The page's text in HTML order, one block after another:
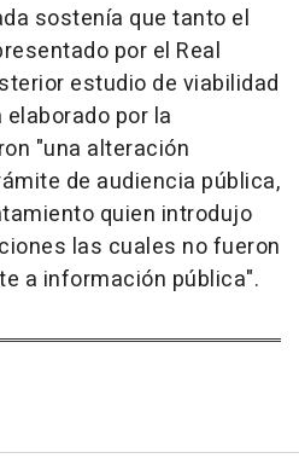
sostenía que tanto el
por el Real
estudio de viabilidad
por la
"una alteración
de audiencia pública,
quien introdujo
las cuales no fueron
a información pública".